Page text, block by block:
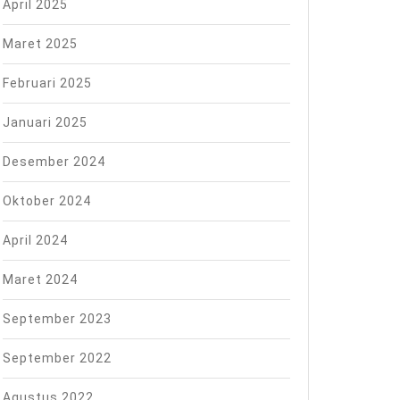
April 2025
Maret 2025
Februari 2025
Januari 2025
Desember 2024
Oktober 2024
April 2024
Maret 2024
September 2023
September 2022